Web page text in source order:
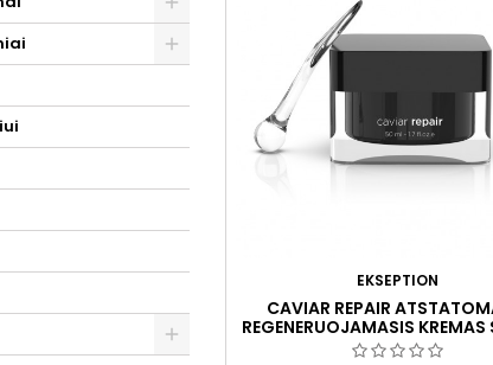
EKSEPTION
CAVIAR REPAIR
REGENERUOJAMASIS KREMAS
EKSTRAKTU IR RETINOLIU